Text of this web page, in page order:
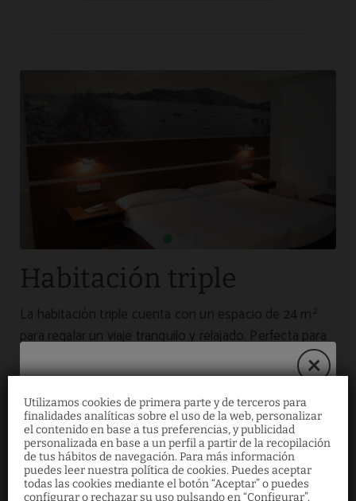
Utilizamos cookies de primera parte y de terceros para
finalidades analíticas sobre el uso de la web, personalizar
el contenido en base a tus preferencias, y publicidad
personalizada en base a un perfil a partir de la recopilación
de tus hábitos de navegación. Para más información
puedes leer nuestra política de cookies. Puedes aceptar
todas las cookies mediante el botón “Aceptar” o puedes
configurar o rechazar su uso pulsando en “Configurar”.
Habitación triple
La habitación triple cuenta con un espacio de 24 m²
para regalar un viaje tranquilo y relajado. Perfecta para
3 personas, dispone de aire acondicionado, baño
privado, TV pantalla plana, minibar, bañera o ducha y
secador de pelo, entre otros.
RESERVAR
¡Reserva en nuestra
web y ahorra un 10%!